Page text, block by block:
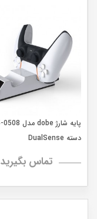
دسته DualSense
تماس بگیرید